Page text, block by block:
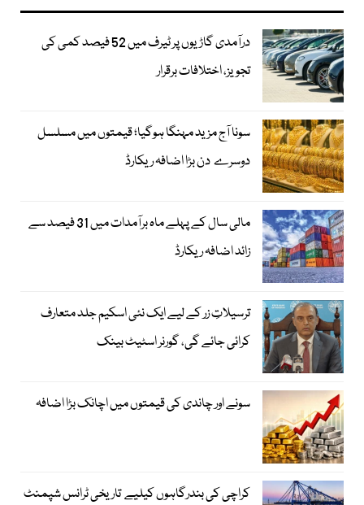
درآمدی گاڑیوں پر ٹیرف میں 52 فیصد کمی کی
تجویز، اختلافات برقرار
سونا آج مزید مہنگا ہوگیا؛ قیمتوں میں مسلسل
دوسرے دن بڑا اضافہ ریکارڈ
مالی سال کے پہلے ماہ برآمدات میں 31 فیصد سے
زائد اضافہ ریکارڈ
ترسیلاتِ زر کے لیے ایک نئی اسکیم جلد متعارف
کرائی جائے گی، گورنر اسٹیٹ بینک
سونے اور چاندی کی قیمتوں میں اچانک بڑا اضافہ
کراچی کی بندرگاہوں کیلیے تاریخی ٹرانس شپمنٹ